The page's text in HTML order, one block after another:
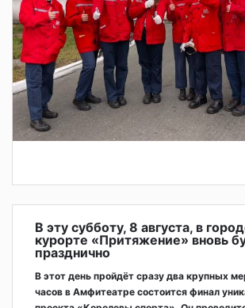
В эту субботу, 8 августа, в
курорте «Притяжение» вновь
празднично
В этот день пройдёт сразу два крупных
часов в Амфитеатре состоится финал